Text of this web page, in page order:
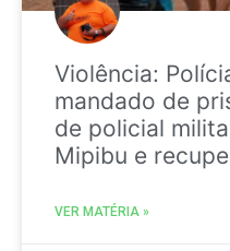
Violência:
mandado de
de policial
Mipibu e
VER MATÉRIA »